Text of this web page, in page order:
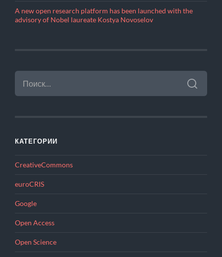
A new open research platform has been launched with the
advisory of Nobel laureate Kostya Novoselov
НАЙТИ:
КАТЕГОРИИ
CreativeCommons
euroCRIS
Google
Open Access
Open Science